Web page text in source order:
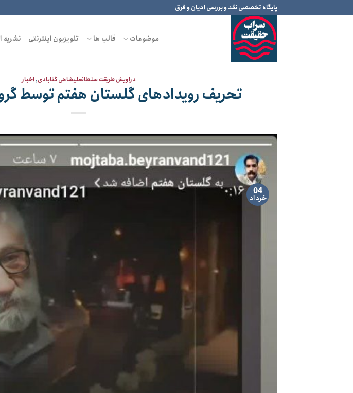
to
پایگاه تخصصی نقد و بررسی ادیان و فرق
موضوعات قالب ها تلویزیون اینترنتی نشریه
دراویش طریقت سلطانعلیشاهی گنابادی,اخبار
تحریف رویدادهای گلستان هفتم توسط
04
خرداد